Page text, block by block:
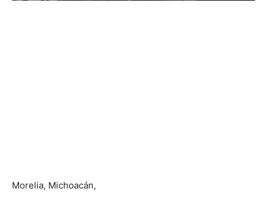
Morelia, Michoacán,